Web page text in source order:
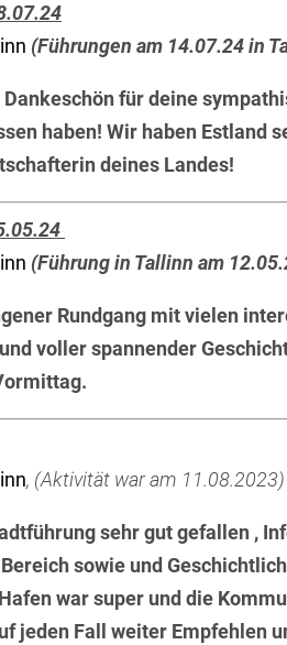
(Führungen am 14.07.24 in
für deine
haben! Wir haben Estland
deines Landes!
(Führung in Tallinn am
Rundgang mit vielen
voller spannender
, (Aktivität war am 11.08.2023)
sehr gut gefallen ,
sowie und
war super und die
jeden Fall weiter Empfehlen